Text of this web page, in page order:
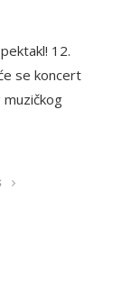
12.
se koncert